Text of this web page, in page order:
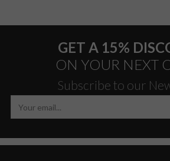
GET A 15%
ON YOUR NEXT
Subscribe to our